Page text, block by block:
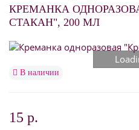
КРЕМАНКА
СТАКАН", 200 МЛ
В наличии
15 р.